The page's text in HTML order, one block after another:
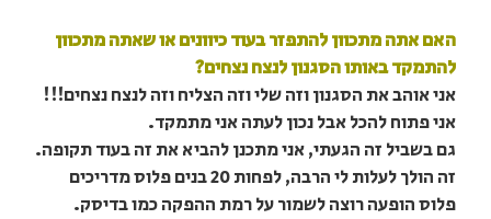
האם אתה מתכוון להתפזר בעוד כיוונים או שאתה מתכוון
להתמקד באותו הסגנון לנצח נצחים?
אני אוהב את הסגנון וזה שלי וזה הצליח וזה לנצח נצחים!!!
אני פתוח להכל אבל נכון לעתה אני מתמקד.
גם בשביל זה הגעתי, אני מתכנן להביא את זה בעוד תקופה.
זה הולך לעלות לי הרבה, לפחות 20 בנים פלוס מדריכים
פלוס הופעה רוצה לשמור על רמת ההפקה כמו בדיסק.